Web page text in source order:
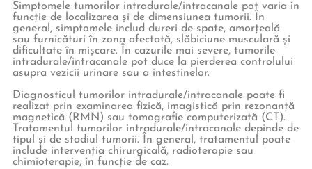
Simptomele tumorilor intradurale/intracanale pot varia în
funcție de localizarea și de dimensiunea tumorii. În
general, simptomele includ dureri de spate, amorțeală
sau furnicături în zona afectată, slăbiciune musculară și
dificultate în mișcare. În cazurile mai severe, tumorile
intradurale/intracanale pot duce la pierderea controlului
asupra vezicii urinare sau a intestinelor.
Diagnosticul tumorilor intradurale/intracanale poate fi
realizat prin examinarea fizică, imagistică prin rezonanță
magnetică (RMN) sau tomografie computerizată (CT).
Tratamentul tumorilor intradurale/intracanale depinde de
tipul și de stadiul tumorii. În general, tratamentul poate
include intervenția chirurgicală, radioterapie sau
chimioterapie, în funcție de caz.